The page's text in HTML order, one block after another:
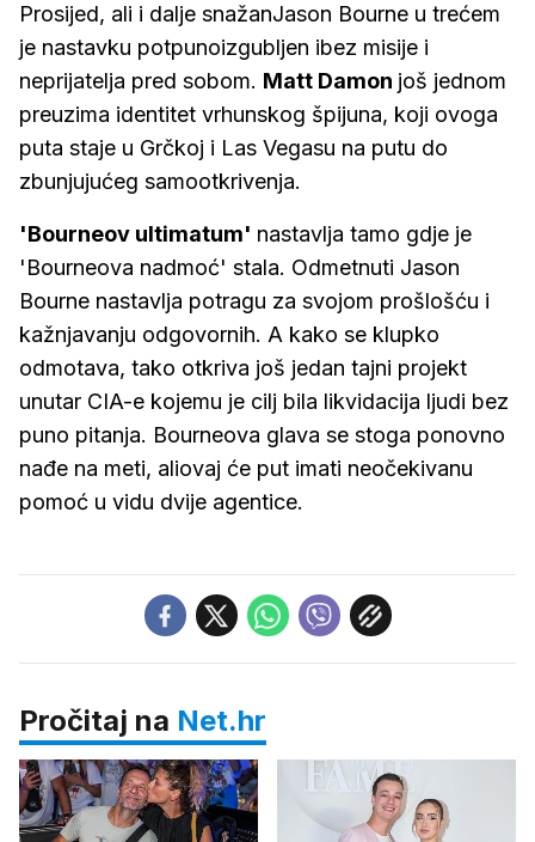
Prosijed, ali i dalje snažanJason Bourne u trećem
je nastavku potpunoizgubljen ibez misije i
neprijatelja pred sobom. Matt Damon još jednom
preuzima identitet vrhunskog špijuna, koji ovoga
puta staje u Grčkoj i Las Vegasu na putu do
zbunjujućeg samootkrivenja.
'Bourneov ultimatum' nastavlja tamo gdje je
'Bourneova nadmoć' stala. Odmetnuti Jason
Bourne nastavlja potragu za svojom prošlošću i
kažnjavanju odgovornih. A kako se klupko
odmotava, tako otkriva još jedan tajni projekt
unutar CIA-e kojemu je cilj bila likvidacija ljudi bez
puno pitanja. Bourneova glava se stoga ponovno
nađe na meti, aliovaj će put imati neočekivanu
pomoć u vidu dvije agentice.
Pročitaj na Net.hr